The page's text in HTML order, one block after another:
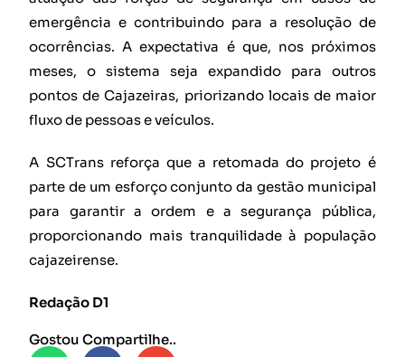
emergência e contribuindo para a resolução de
ocorrências. A expectativa é que, nos próximos
meses, o sistema seja expandido para outros
pontos de Cajazeiras, priorizando locais de maior
fluxo de pessoas e veículos.
A SCTrans reforça que a retomada do projeto é
parte de um esforço conjunto da gestão municipal
para garantir a ordem e a segurança pública,
proporcionando mais tranquilidade à população
cajazeirense.
Redação D1
Gostou Compartilhe..